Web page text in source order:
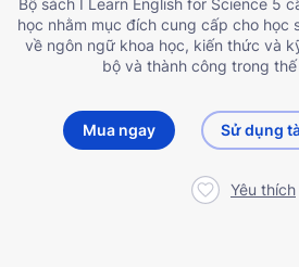
học nhằm mục đích cung cấp cho học
về ngôn ngữ khoa học, kiến thức và
bộ và thành công trong
Mua ngay Sử dụng
Yêu thích